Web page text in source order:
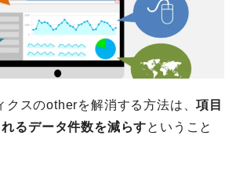
クスのotherを解消する方法は、項目
るデータ件数を減らすということ